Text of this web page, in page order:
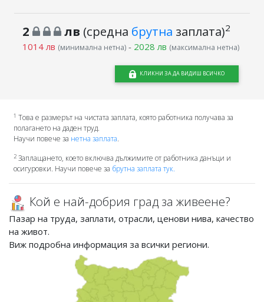
2 лв (средна брутна заплата)2
1014 лв (минимална нетна)- 2028 лв (максимална нетна)
КЛИКНИ ЗА ДА ВИДИШ ВСИЧКО
1 Това е размерът на чистата заплата, която работника получава за
полагането на даден труд.
Научи повече за нетна заплата.
2Заплащането, което включва дължимите от работника данъци и
осигуровки. Научи повече за брутна заплата тук.
Кой е най-добрия град за живеене?
Пазар на труда, заплати, отрасли, ценови нива, качество
на живот.
Виж подробна информация за всички региони.